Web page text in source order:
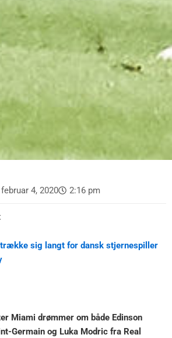
februar 4, 2020 2:16 pm
sig langt for dansk stjernespiller
Miami drømmer om både Edinson
Germain og Luka Modric fra Real